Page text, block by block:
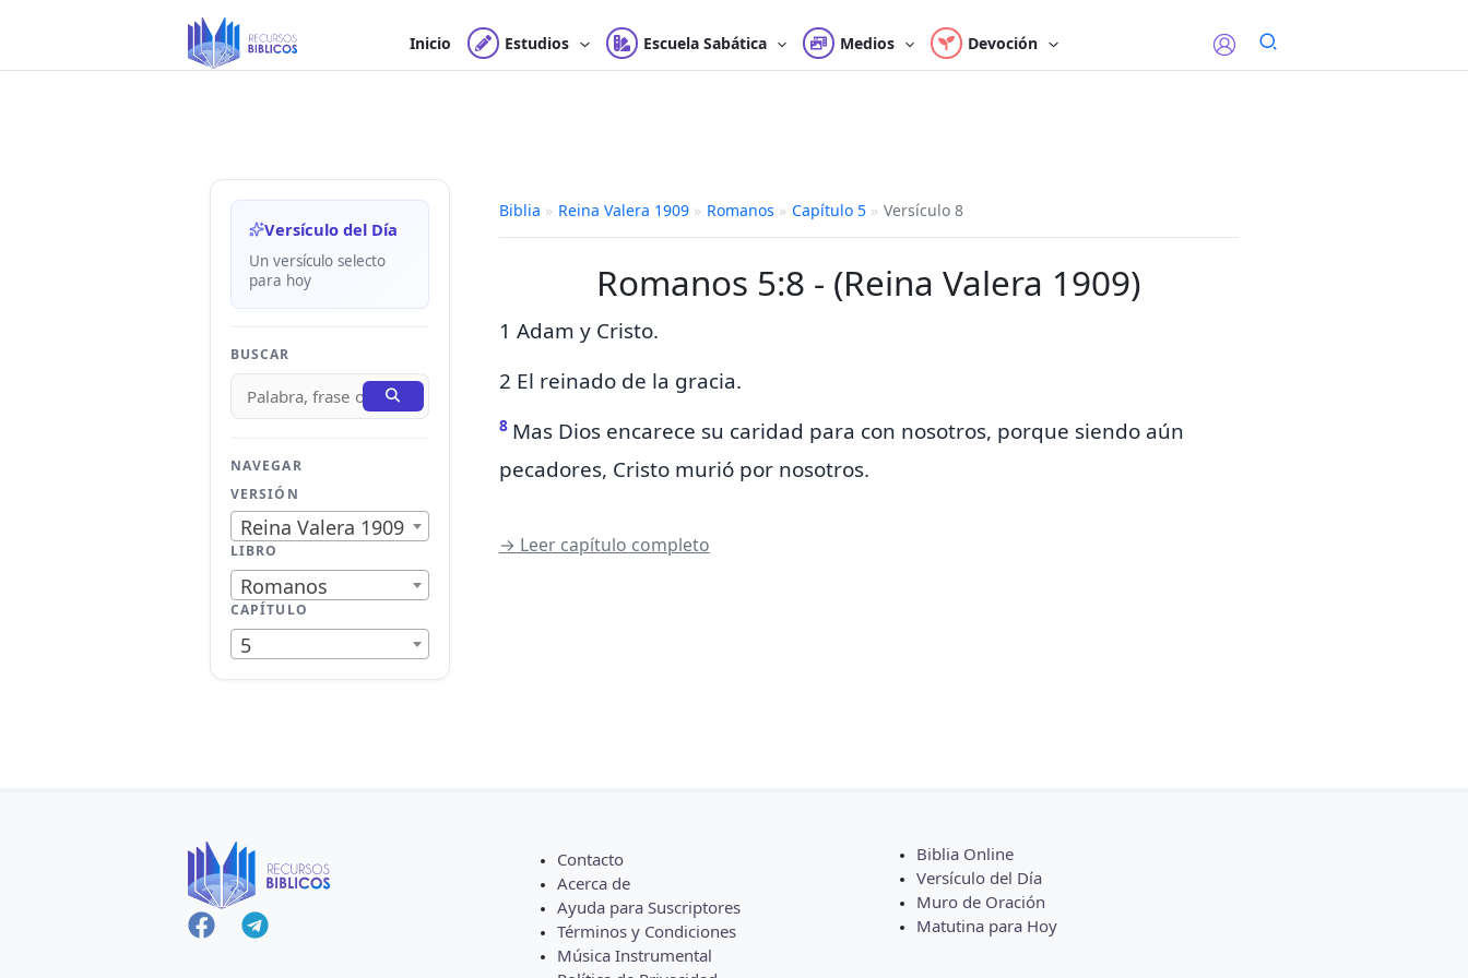
contenido
Inicio Estudios Escuela Sabática Medios Devoción
Versículo del Día
Un versículo selecto
para hoy
BUSCAR
NAVEGAR
VERSIÓN
Reina Valera 1909
LIBRO
Romanos
CAPÍTULO
5
Biblia » Reina Valera 1909 » Romanos » Capítulo 5 » Versículo 8
Romanos 5:8 - (Reina Valera 1909)
1 Adam y Cristo.
2 El reinado de la gracia.
8 Mas Dios encarece su caridad para con nosotros, porque siendo aún
pecadores, Cristo murió por nosotros.
→ Leer capítulo completo
Contacto
Acerca de
Ayuda para Suscriptores
Términos y Condiciones
Música Instrumental
Biblia Online
Versículo del Día
Muro de Oración
Matutina para Hoy